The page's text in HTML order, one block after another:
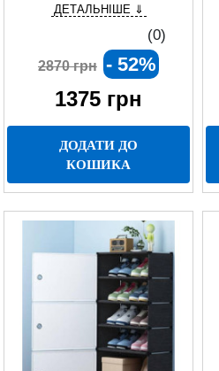
ДЕТАЛЬНІШЕ ⇓
(0)
2870 грн - 52%
1375 грн
ДОДАТИ ДО
КОШИКА